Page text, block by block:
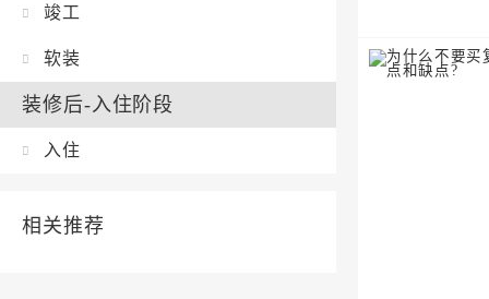
竣工
软装
装修后-入住阶段
入住
相关推荐